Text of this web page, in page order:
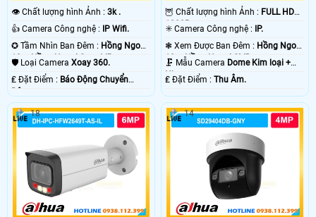
👁 Chất lượng hình Ảnh : 3k .
👍 Camera Công nghệ :
IP Wifi.
✪ Tầm Nhìn Ban Đêm : Hồng Ngoại
10m Hồng Ngoại Smart IR.
🛡 Loại Camera Xoay 360.
️₤ Đặt Điểm : Báo Động Chuyển
🦉 Chất lượng hình Ảnh : FULL HD
1080P .
✳️ Camera Công nghệ :
IP.
❃ Xem Được Ban Đêm : Hồng Ngoại
10m Hồng Ngoại SMD.
🗜️ Mẫu Camera Dome Kim loại +
Nhựa.
️₤ Đặt Điểm :Thu Âm.
18 14